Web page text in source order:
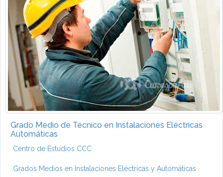
Grado Medio de Técnico en Instalaciones Eléctricas
Automáticas
Centro de Estudios CCC
Grados Medios en Instalaciones Eléctricas y Automáticas